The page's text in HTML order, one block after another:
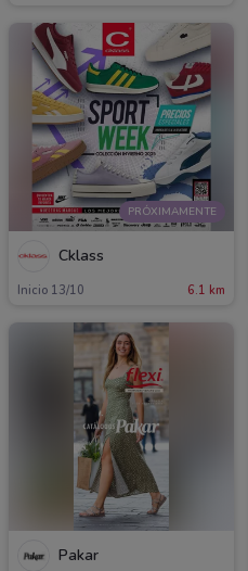
PRÓXIMAMENTE
Cklass
Inicio 13/10 6.1 km
Pakar